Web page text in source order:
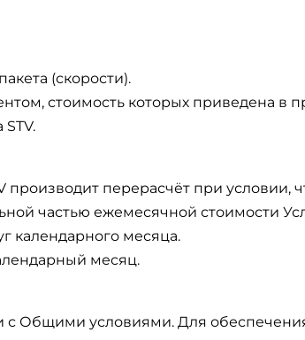
(скорости).
стоимость которых приведена в
производит перерасчёт при условии,
частью ежемесячной стоимости
календарного месяца.
месяц.
с Общими условиями. Для